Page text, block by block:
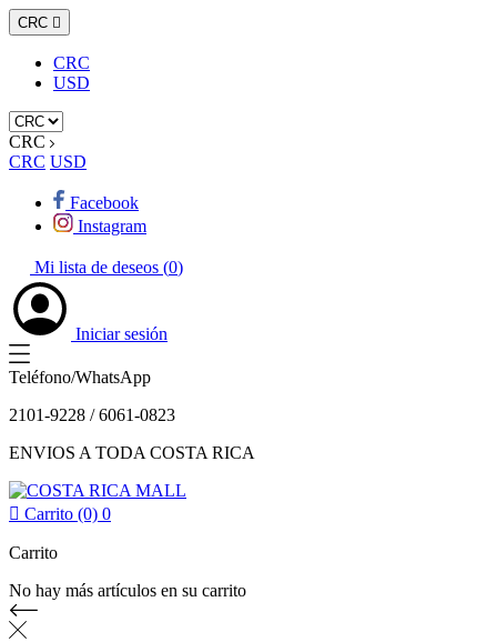
CRC 
CRC
USD
CRC
CRC USD
Facebook
Instagram
Mi lista de deseos (0)
Iniciar sesión
Teléfono/WhatsApp
2101-9228 / 6061-0823
ENVIOS A TODA COSTA RICA
 Carrito (0) 0
Carrito
No hay más artículos en su carrito